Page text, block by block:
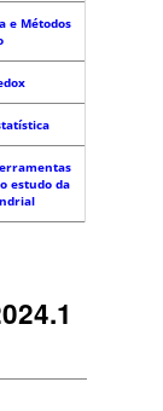
e Métodos
estudo da